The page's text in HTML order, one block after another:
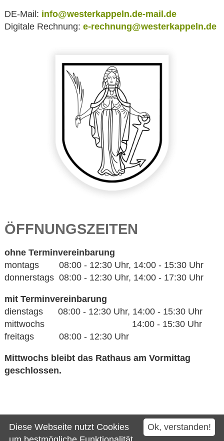
DE-Mail: info@westerkappeln.de-mail.de
Digitale Rechnung: e-rechnung@westerkappeln.de
ÖFFNUNGSZEITEN
ohne Terminvereinbarung
montags 08:00 - 12:30 Uhr, 14:00 - 15:30 Uhr
donnerstags 08:00 - 12:30 Uhr, 14:00 - 17:30 Uhr
mit Terminvereinbarung
dienstags 08:00 - 12:30 Uhr, 14:00 - 15:30 Uhr
mittwochs 14:00 - 15:30 Uhr
freitags 08:00 - 12:30 Uhr
Mittwochs bleibt das Rathaus am Vormittag
geschlossen.
Kontakt
Impressum
Ok, verstanden!
Diese Webseite nutzt Cookies